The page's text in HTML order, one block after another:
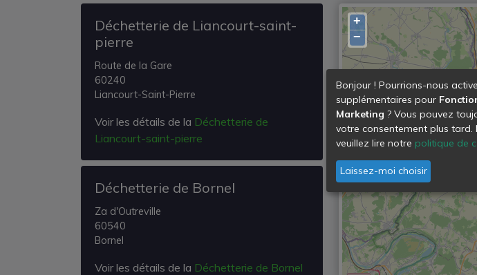
Déchetterie de Liancourt-saint-
pierre
Route de la Gare
60240
Liancourt-Saint-Pierre
Voir les détails de la Déchetterie de
Liancourt-saint-pierre
Déchetterie de Bornel
Za d'Outreville
60540
Bornel
Voir les détails de la Déchetterie de Bornel
+
−
Bonjour ! Pourrions-nous
supplémentaires pour
Marketing ? Vous pouvez
votre consentement plus tard.
veuillez lire notre politique de
Laissez-moi choisir